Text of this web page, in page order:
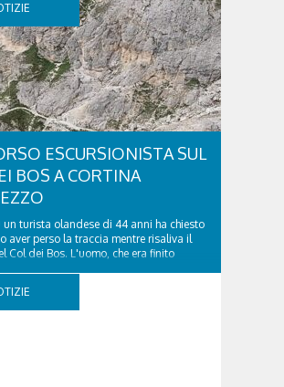
ESCURSIONISTA SUL
BOS A CORTINA
un turista olandese di 44 anni ha chiesto
aver perso la traccia mentre risaliva il
Col dei Bos. L'uomo, che era finito
era...